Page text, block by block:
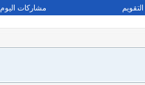
التقويم مشاركات اليوم